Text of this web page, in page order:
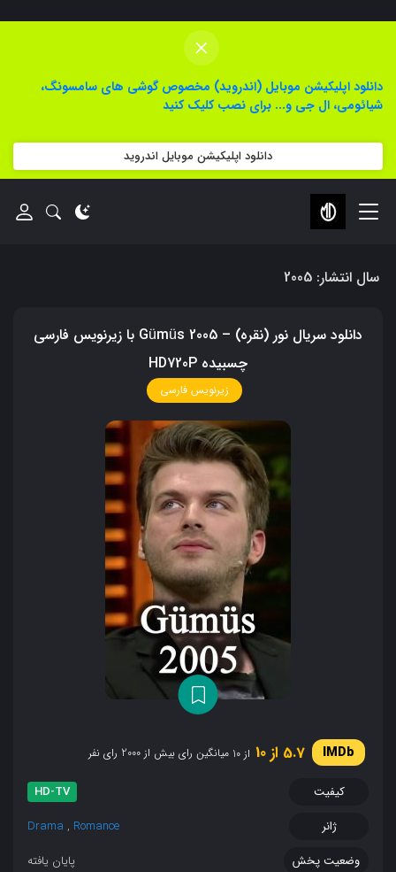
×
دانلود اپلیکیشن موبایل (اندروید) مخصوص گوشی های سامسونگ،
شیائومی، ال جی و... برای نصب کلیک کنید
دانلود اپلیکیشن موبایل اندروید
سال انتشار: 2005
دانلود سریال نور (نقره) – Gümüs 2005 با زیرنویس فارسی
چسبیده HD720P
زیرنویس فارسی
5.7 از 10 از 10 میانگین رای بیش از 2000 رای نفر
کیفیت
HD-TV
ژانر
Drama , Romance
وضعیت پخش
پایان یافته